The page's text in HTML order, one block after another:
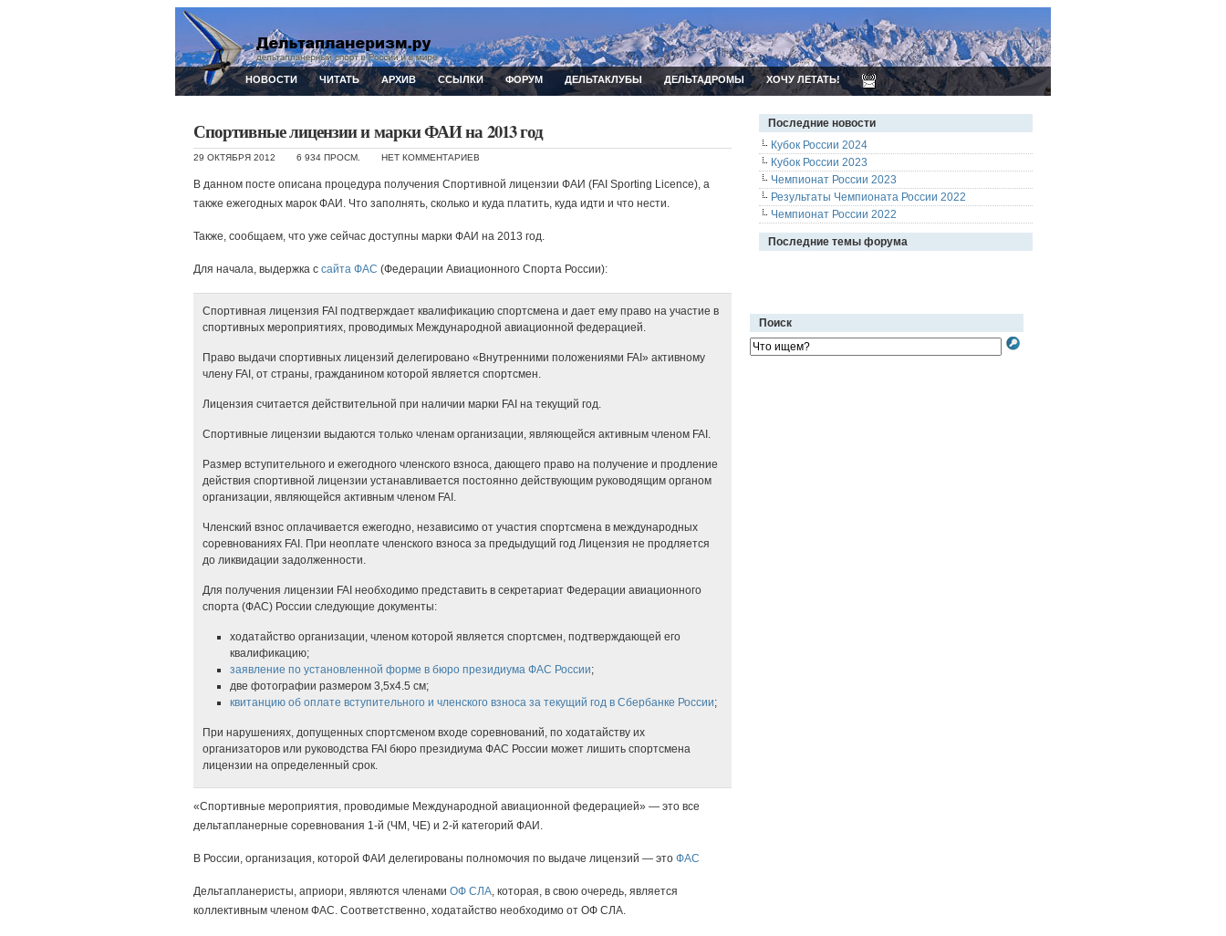
НОВОСТИ ЧИТАТЬ АРХИВ ССЫЛКИ ФОРУМ ДЕЛЬТАКЛУБЫ ДЕЛЬТАДРОМЫ ХОЧУ ЛЕТАТЬ!
Спортивные лицензии и марки ФАИ на 2013 год
29 ОКТЯБРЯ 2012 6 934 ПРОСМ. НЕТ КОММЕНТАРИЕВ
В данном посте описана процедура получения Спортивной лицензии ФАИ (FAI Sporting Licence), а
также ежегодных марок ФАИ. Что заполнять, сколько и куда платить, куда идти и что нести.
Также, сообщаем, что уже сейчас доступны марки ФАИ на 2013 год.
Для начала, выдержка с сайта ФАС (Федерации Авиационного Спорта России):
Спортивная лицензия FAI подтверждает квалификацию спортсмена и дает ему право на участие в
спортивных мероприятиях, проводимых Международной авиационной федерацией.
Право выдачи спортивных лицензий делегировано «Внутренними положениями FAI» активному
члену FAI, от страны, гражданином которой является спортсмен.
Лицензия считается действительной при наличии марки FAI на текущий год.
Спортивные лицензии выдаются только членам организации, являющейся активным членом FAI.
Размер вступительного и ежегодного членского взноса, дающего право на получение и продление
действия спортивной лицензии устанавливается постоянно действующим руководящим органом
организации, являющейся активным членом FAI.
Членский взнос оплачивается ежегодно, независимо от участия спортсмена в международных
соревнованиях FAI. При неоплате членского взноса за предыдущий год Лицензия не продляется
до ликвидации задолженности.
Для получения лицензии FAI необходимо представить в секретариат Федерации авиационного
спорта (ФАС) России следующие документы:
ходатайство организации, членом которой является спортсмен, подтверждающей его
квалификацию;
заявление по установленной форме в бюро президиума ФАС России;
две фотографии размером 3,5х4.5 см;
квитанцию об оплате вступительного и членского взноса за текущий год в Сбербанке России;
При нарушениях, допущенных спортсменом входе соревнований, по ходатайству их
организаторов или руководства FAI бюро президиума ФАС России может лишить спортсмена
лицензии на определенный срок.
«Спортивные мероприятия, проводимые Международной авиационной федерацией» — это все
дельтапланерные соревнования 1-й (ЧМ, ЧЕ) и 2-й категорий ФАИ.
В России, организация, которой ФАИ делегированы полномочия по выдаче лицензий — это ФАС
Дельтапланеристы, априори, являются членами ОФ СЛА, которая, в свою очередь, является
коллективным членом ФАС. Соответственно, ходатайство необходимо от ОФ СЛА.
Последние новости
Кубок России 2024
Кубок России 2023
Чемпионат России 2023
Результаты Чемпионата России 2022
Чемпионат России 2022
Последние темы форума
Поиск